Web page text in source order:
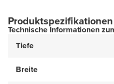
Produktspezifikationen
Technische Informationen
Tiefe
Breite